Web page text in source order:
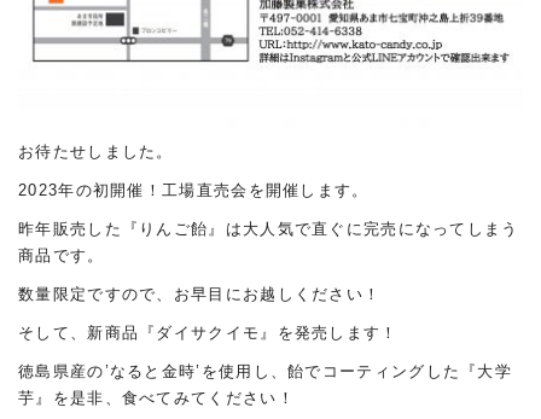
お待たせしました。
2023年の初開催！工場直売会を開催します。
昨年販売した『りんご飴』は大人気で直ぐに完売になってしまう
商品です。
数量限定ですので、お早目にお越しください！
そして、新商品『ダイサクイモ』を発売します！
徳島県産の’なると金時’を使用し 、飴でコーティングした『大学
芋』を是非、食べてみてください！